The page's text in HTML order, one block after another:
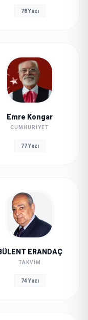
78 Yazı
Emre Kongar
CUMHURIYET
77 Yazı
ERANDAÇ
TAKVIM
74 Yazı